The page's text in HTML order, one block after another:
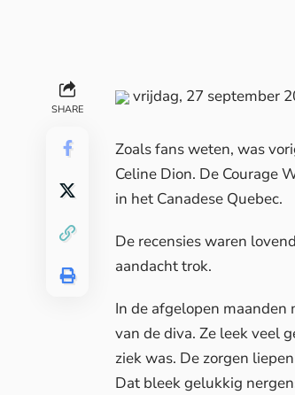
SHARE
vrijdag, 27 september
Zoals fans weten, was
Celine Dion. De Courage
in het Canadese Quebec.
De recensies waren
aandacht trok.
In de afgelopen maanden
van de diva. Ze leek veel
ziek was. De zorgen
Dat bleek gelukkig